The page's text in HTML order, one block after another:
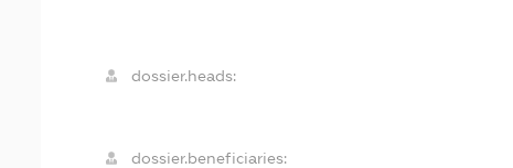
dossier.heads:
dossier.beneficiaries: